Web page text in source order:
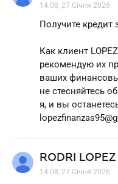
14.08, 27 Січня 2026
Получите кредит
Как клиент
рекомендую их
ваших
не стесняйтесь
я, и вы
RODRI LOPEZ
14.08, 27 Січня 2026